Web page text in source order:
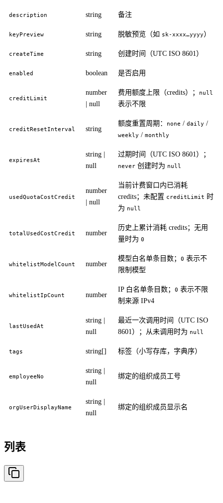
description string 备注
keyPreview string 脱敏预览（如 sk-xxxx…yyyy）
createTime string 创建时间（UTC ISO 8601）
enabled boolean 是否启用
creditLimit
number
| null
费用额度上限（credits）； null
表示不限
creditResetInterval string
额度重置周期： none /daily /
weekly /monthly
expiresAt
string |
null
过期时间（UTC ISO 8601）；
never 创建时为 null
usedQuotaCostCredit
number
| null
当前计费窗口内已消耗
credits；未配置 creditLimit 时
为 null
totalUsedCostCredit number
历史上累计消耗 credits；无用
量时为0
whitelistModelCount number
模型白名单条目数；0 表示不
限制模型
whitelistIpCount number
IP 白名单条目数；0 表示不限
制来源 IPv4
lastUsedAt
string |
null
最近一次调用时间（UTC ISO
8601）；从未调用时为 null
tags string[] 标签（小写存库，字典序）
employeeNo
string |
null
绑定的组织成员工号
orgUserDisplayName
string |
null
绑定的组织成员显示名
列表